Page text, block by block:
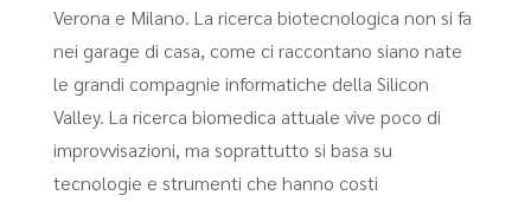
Verona e Milano. La ricerca biotecnologica non si fa
nei garage di casa, come ci raccontano siano nate
le grandi compagnie informatiche della Silicon
Valley. La ricerca biomedica attuale vive poco di
improvvisazioni, ma soprattutto si basa su
tecnologie e strumenti che hanno costi